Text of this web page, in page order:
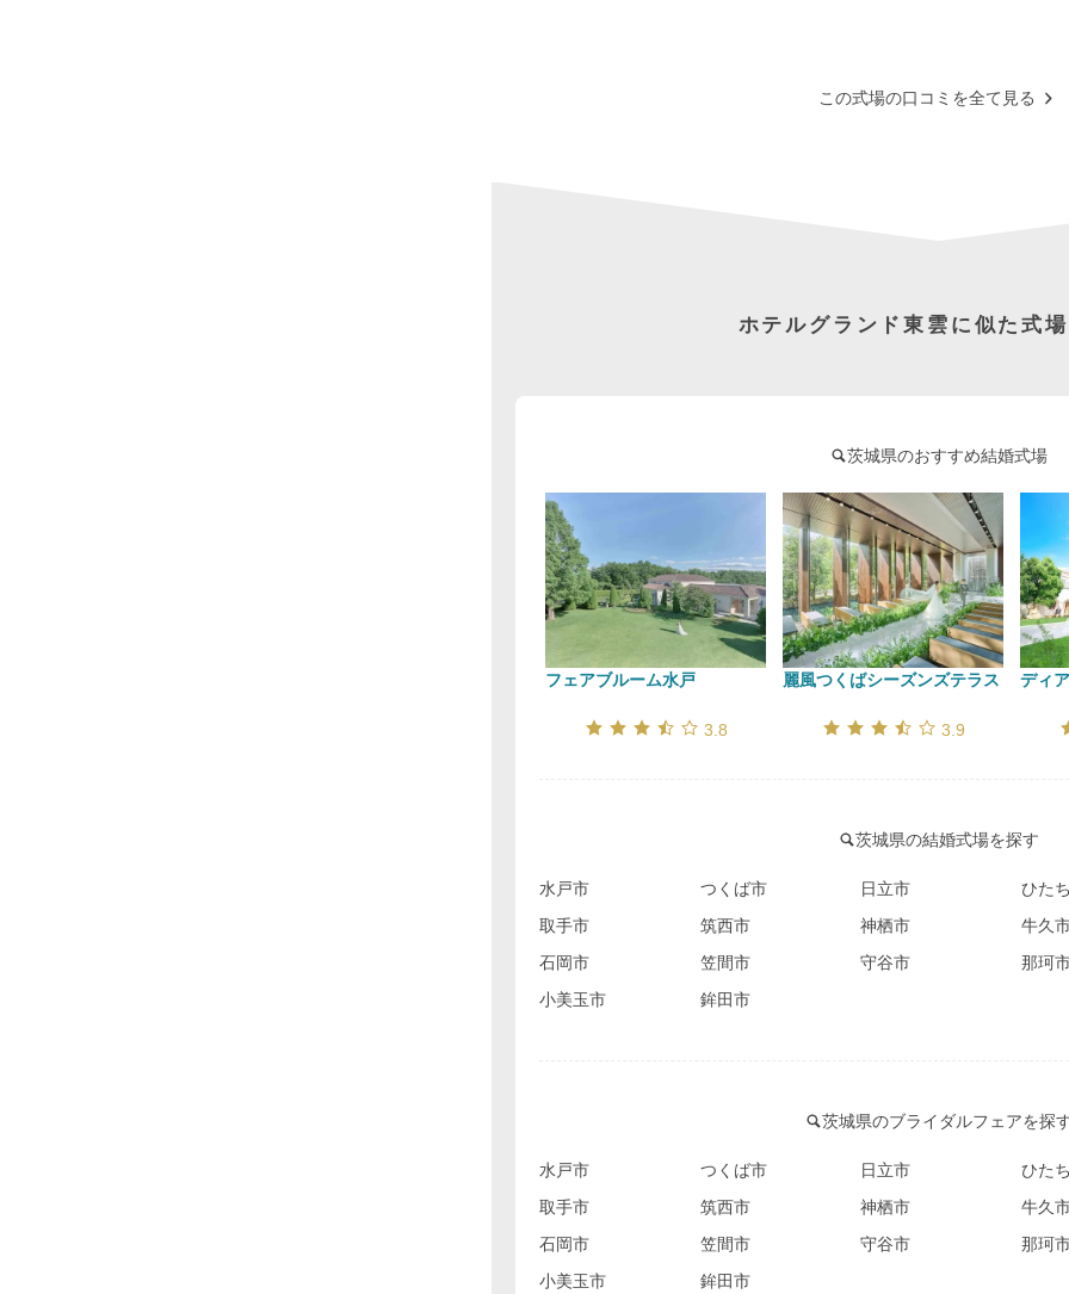
この式場の口コミを全て見る
ホテルグランド東雲に似た式
茨城県のおすすめ結婚式場
フェアブルーム水戸
口コミ評価
3.8
麗風つくばシーズンズテラス
口コミ評価
3.9
ディ
茨城県の結婚式場を探す
水戸市 つくば市 日立市
ひた
取手市
筑西市 神栖市
牛久
石岡市
笠間市 守谷市
那珂
小美玉市
鉾田市
茨城県のブライダルフェアを探
水戸市 つくば市 日立市
ひた
取手市
筑西市 神栖市
牛久
石岡市
笠間市 守谷市
那珂
小美玉市
鉾田市